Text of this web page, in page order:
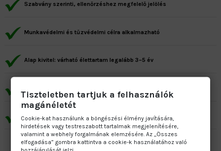
Szabvány szerinti, ellenőrzéshez megfelelő jelölés
Munkavédelmi és tűzvédelmi célra alkalmazható
Alap kivitel: várható élettartam legalább 3–5 év
Gyártás: 2–5 munkanap • Szállítás: 1 munkanap
Tiszteletben tartjuk a felhasználók
magánéletét
Cookie-kat használunk a böngészési élmény javítására,
hirdetések vagy testreszabott tartalmak megjelenítésére,
valamint a webhely forgalmának elemzésére. Az „Összes
elfogadása” gombra kattintva a cookie-k használatához való
hozzájárulását jelzi.